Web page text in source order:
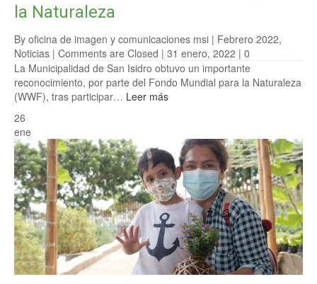
la Naturaleza
By oficina de imagen y comunicaciones msi | Febrero 2022,
Noticias | Comments are Closed | 31 enero, 2022 | 0
La Municipalidad de San Isidro obtuvo un importante
reconocimiento, por parte del Fondo Mundial para la Naturaleza
(WWF), tras participar… Leer más
26
ene